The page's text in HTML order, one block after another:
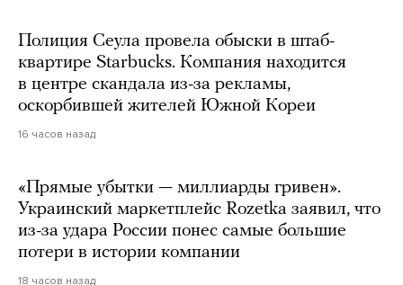
Полиция Сеула провела обыски в штаб-
квартире Starbucks. Компания находится
в центре скандала из-за рекламы,
оскорбившей жителей Южной Кореи
16 часов назад
«Прямые убытки — миллиарды гривен».
Украинский маркетплейс Rozetka заявил, что
из-за удара России понес самые большие
потери в истории компании
18 часов назад